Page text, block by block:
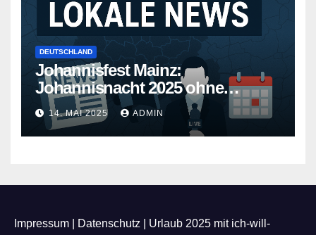
DEUTSCHLAND
Johannisfest Mainz:
Johannisnacht 2025 ohne
Feuerwerk
14. MAI 2025 ADMIN
Impressum Datenschutz
Urlaub 2025 mit ich-will-